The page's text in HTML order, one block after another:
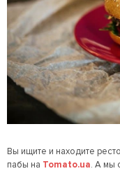
Вы ищите и находите
пабы на Tomato.ua. А мы